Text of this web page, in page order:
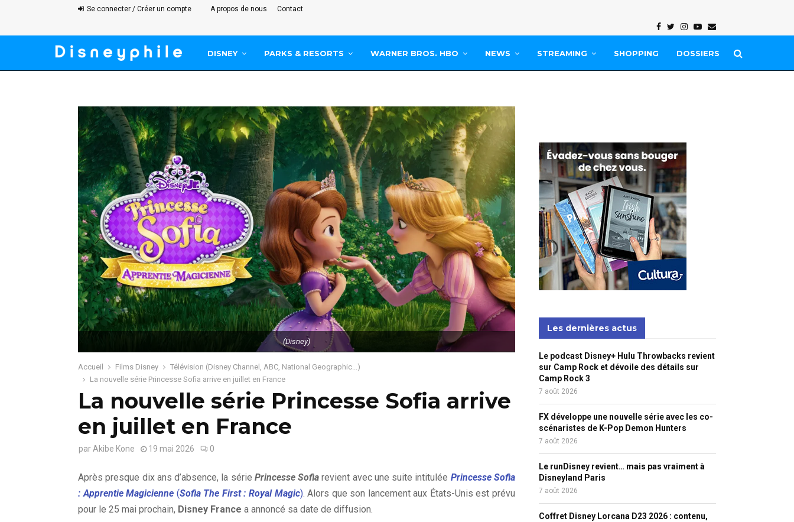
Se connecter / Créer un compte A propos de nous Contact
Facebook
Twitter
Instagram
Youtube
Email
DISNEY PARKS & RESORTS WARNER BROS. HBO NEWS STREAMING SHOPPING DOSSIERS
(Disney)
Accueil Films Disney
Télévision (Disney Channel, ABC, National Geographic...)
La nouvelle série Princesse Sofia arrive en juillet en France
La nouvelle série Princesse Sofia arrive
en juillet en France
parAkibe Kone 19 mai 2026 0
Après presque dix ans d’absence, la série Princesse Sofia revient avec une suite intitulée Princesse Sofia
: Apprentie Magicienne (Sofia The First : Royal Magic). Alors que son lancement aux États-Unis est prévu
pour le 25 mai prochain, Disney France a annoncé sa date de diffusion.
Les dernières actus
Le podcast Disney+ Hulu Throwbacks revient
sur Camp Rock et dévoile des détails sur
Camp Rock 3
7 août 2026
FX développe une nouvelle série avec les co-
scénaristes de K-Pop Demon Hunters
7 août 2026
Le runDisney revient… mais pas vraiment à
Disneyland Paris
7 août 2026
Coffret Disney Lorcana D23 2026 : contenu,